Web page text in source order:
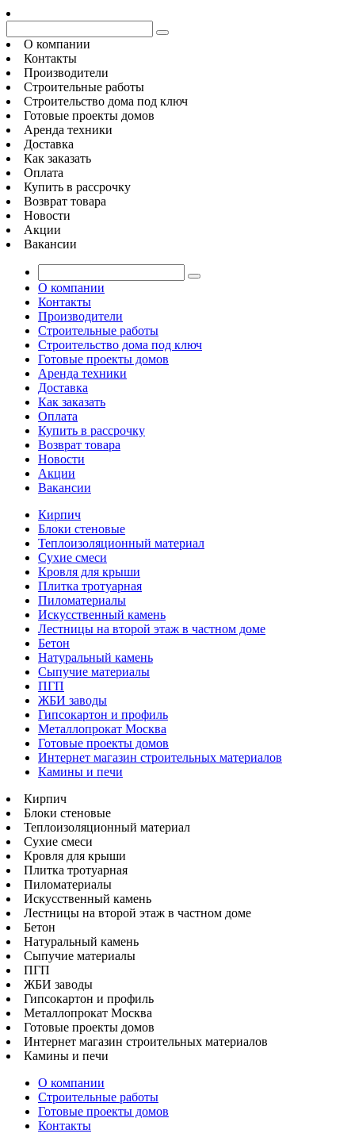
О компании
Контакты
Производители
Строительные работы
Строительство дома под ключ
Готовые проекты домов
Аренда техники
Доставка
Как заказать
Оплата
Купить в рассрочку
Возврат товара
Новости
Акции
Вакансии
О компании
Контакты
Производители
Строительные работы
Строительство дома под ключ
Готовые проекты домов
Аренда техники
Доставка
Как заказать
Оплата
Купить в рассрочку
Возврат товара
Новости
Акции
Вакансии
Кирпич
Блоки стеновые
Теплоизоляционный материал
Сухие смеси
Кровля для крыши
Плитка тротуарная
Пиломатериалы
Искусственный камень
Лестницы на второй этаж в частном доме
Бетон
Натуральный камень
Сыпучие материалы
ПГП
ЖБИ заводы
Гипсокартон и профиль
Металлопрокат Москва
Готовые проекты домов
Интернет магазин строительных материалов
Камины и печи
Кирпич
Блоки стеновые
Теплоизоляционный материал
Сухие смеси
Кровля для крыши
Плитка тротуарная
Пиломатериалы
Искусственный камень
Лестницы на второй этаж в частном доме
Бетон
Натуральный камень
Сыпучие материалы
ПГП
ЖБИ заводы
Гипсокартон и профиль
Металлопрокат Москва
Готовые проекты домов
Интернет магазин строительных материалов
Камины и печи
О компании
Строительные работы
Готовые проекты домов
Контакты